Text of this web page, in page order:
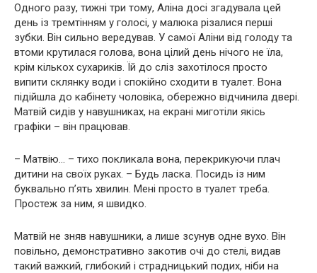
Одного разу, тижні три тому, Аліна досі згадувала цей
день із тремтінням у голосі, у малюка різалися перші
зубки. Він сильно вередував. У самої Аліни від голоду та
втоми крутилася голова, вона цілий день нічого не їла,
крім кількох сухариків. Їй до сліз захотілося просто
випити склянку води і спокійно сходити в туалет. Вона
підійшла до кабінету чоловіка, обережно відчинила двері.
Матвій сидів у навушниках, на екрані миготіли якісь
графіки – він працював.
– Матвію… – тихо покликала вона, перекрикуючи плач
дитини на своїх руках. – Будь ласка. Посидь із ним
буквально п’ять хвилин. Мені просто в туалет треба.
Простеж за ним, я швидко.
Матвій не зняв навушники, а лише зсунув одне вухо. Він
повільно, демонстративно закотив очі до стелі, видав
такий важкий, глибокий і страдницький подих, ніби на